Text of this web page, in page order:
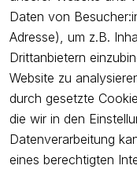
Daten von
Adresse), um z.B.
Drittanbietern
Website zu
durch gesetzte
die wir in den
Datenverarbeitung
eines berechtigten
Unternehmen
Freue dich über 5€